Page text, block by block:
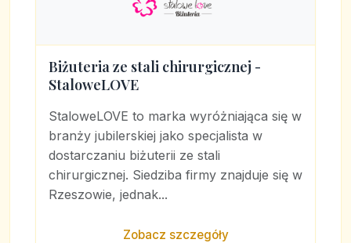
Biżuteria ze stali chirurgicznej -
StaloweLOVE
StaloweLOVE to marka wyróżniająca się w
branży jubilerskiej jako specjalista w
dostarczaniu biżuterii ze stali
chirurgicznej. Siedziba firmy znajduje się w
Rzeszowie, jednak...
Zobacz szczegóły